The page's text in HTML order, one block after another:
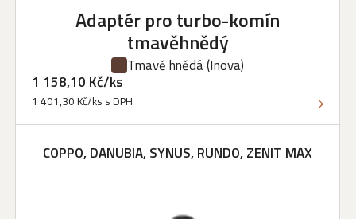
Adaptér pro turbo-komín
tmavěhnědý
Tmavě hnědá(Inova)
1 158,10 Kč/ks
1 401,30 Kč/ks s DPH
COPPO, DANUBIA, SYNUS, RUNDO, ZENIT MAX